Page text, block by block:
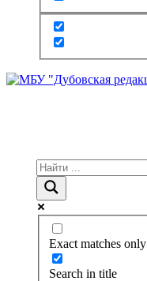
Exact matches only
Search in title